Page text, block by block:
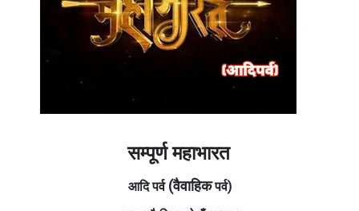
सम्पूर्ण महाभारत
आदि पर्व (वैवाहिकपर्व)